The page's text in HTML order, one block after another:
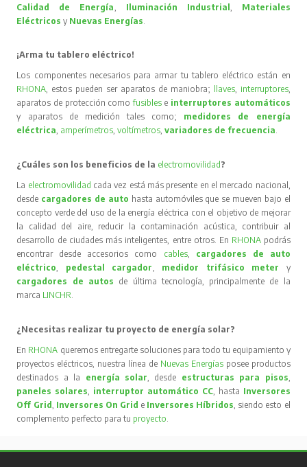
Calidad de Energía, Iluminación Industrial , Materiales
Eléctricos y Nuevas Energías.
¡Arma tu tablero eléctrico!
Los componentes necesarios para armar tu tablero eléctrico están en
RHONA, estos pueden ser aparatos de maniobra; llaves, interruptores,
aparatos de protección comofusibles e interruptores automáticos
y aparatos de medición tales como; medidores de energía
eléctrica, amperímetros,voltímetros,variadores de frecuencia.
¿Cuáles son los beneficios de la electromovilidad ?
La electromovilidad cada vez está más presente en el mercado nacional,
desde cargadores de auto hasta automóviles que se mueven bajo el
concepto verde del uso de la energía eléctrica con el objetivo de mejorar
la calidad del aire, reducir la contaminación acústica, contribuir al
desarrollo de ciudades más inteligentes, entre otros. En RHONA podrás
encontrar desde accesorios como cables, cargadores de auto
eléctrico, pedestal cargador, medidor trifásico meter
y
cargadores de autos de última tecnología, principalmente de la
marca LINCHR.
¿Necesitas realizar tu proyecto de energía solar?
En RHONA queremos entregarte soluciones para todo tu equipamiento y
proyectos eléctricos, nuestra línea de Nuevas Energíasposee productos
destinados a la energía solar, desde estructuras para pisos,
paneles solares, interruptor automático CC, hasta Inversores
Off Grid, Inversores On Grid e Inversores Híbridos, siendo esto el
complemento perfecto para tu proyecto.